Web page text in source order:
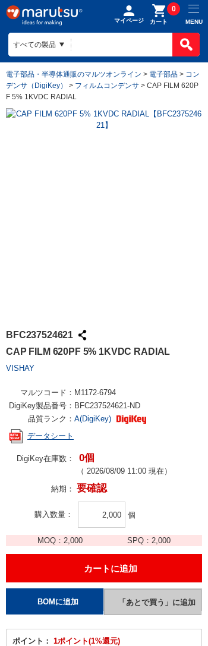
マイページ カート
0
MENU
電子部品・半導体通販のマルツオンライン > 電子部品 > コン
デンサ（DigiKey）
> フィルムコンデンサ > CAP FILM 620P
F 5% 1KVDC RADIAL
BFC237524621
CAP FILM 620PF 5% 1KVDC RADIAL
VISHAY
マルツコード： M1172-6794
DigiKey製品番号： BFC237524621-ND
品質ランク： A(DigiKey)
データシート
DigiKey在庫数： 0個
（ 2026/08/09 11:00 現在）
納期： 要確認
購入数量 個
MOQ： 2,000 SPQ：2,000
ポイント： 1ポイント(1%還元)